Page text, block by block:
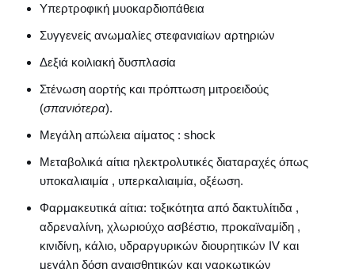
Υπερτροφική μυοκαρδιοπάθεια
Συγγενείς ανωμαλίες στεφανιαίων αρτηριών
Δεξιά κοιλιακή δυσπλασία
Στένωση αορτής και πρόπτωση μιτροειδούς
(σπανιότερα).
Μεγάλη απώλεια αίματος : shock
Μεταβολικά αίτια ηλεκτρολυτικές διαταραχές όπως
υποκαλιαιμία , υπερκαλιαιμία, οξέωση.
Φαρμακευτικά αίτια: τοξικότητα από δακτυλίτιδα ,
αδρεναλίνη, χλωριούχο ασβέστιο, προκαϊναμίδη ,
κινιδίνη, κάλιο, υδραργυρικών διουρητικών IV και
μεγάλη δόση αναισθητικών και ναρκωτικών